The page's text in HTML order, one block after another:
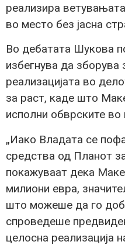
реализира
во место без јасна
Во дебатата Шукова
избегнува да зборува
реализацијата во
за раст, каде што
исполни обврските
„Иако Владата се
средства од Планот
покажуваат дека
милиони евра,
што можеше да го
спроведеше
целосна реализација